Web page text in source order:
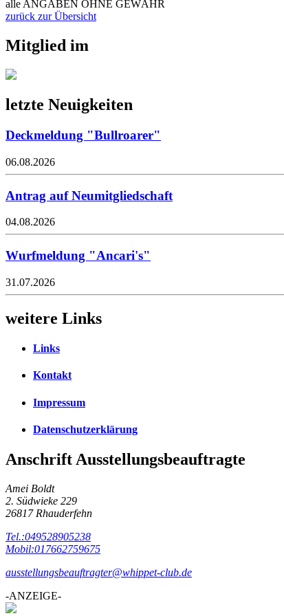
alle ANGABEN OHNE GEWÄHR
zurück zur Übersicht
Mitglied im
letzte Neuigkeiten
Deckmeldung "Bullroarer"
06.08.2026
Antrag auf Neumitgliedschaft
04.08.2026
Wurfmeldung "Ancari's"
31.07.2026
weitere Links
Links
Kontakt
Impressum
Datenschutzerklärung
Anschrift Ausstellungsbeauftragte
Amei Boldt
2. Südwieke 229
26817 Rhauderfehn
Tel.:049528905238
Mobil:017662759675
ausstellungsbeauftragter@whippet-club.de
-ANZEIGE-